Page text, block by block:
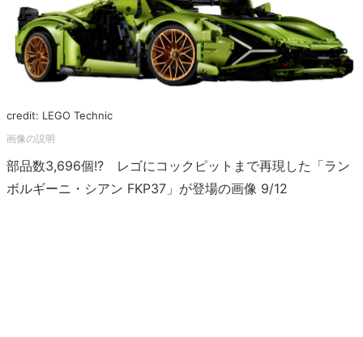
credit: LEGO Technic
部品数3,696個!? レゴにコックピットまで再現した「ラン
ボルギーニ・シアン FKP37」が登場の画像 9/12